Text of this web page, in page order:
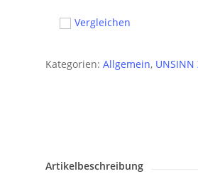
Vergleichen
Kategorien: Allgemein,
Artikelbeschreibung